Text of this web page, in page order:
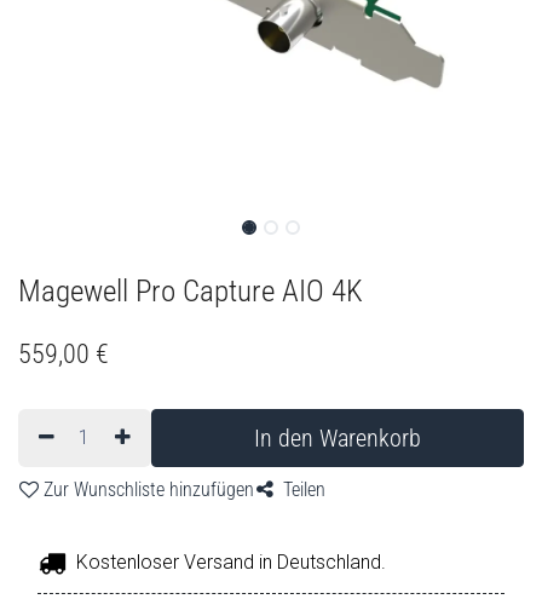
Magewell Pro Capture AIO 4K
559,00 €
In den Warenkorb
Zur Wunschliste hinzufügen Teilen
Kostenloser Versand in Deutschland.